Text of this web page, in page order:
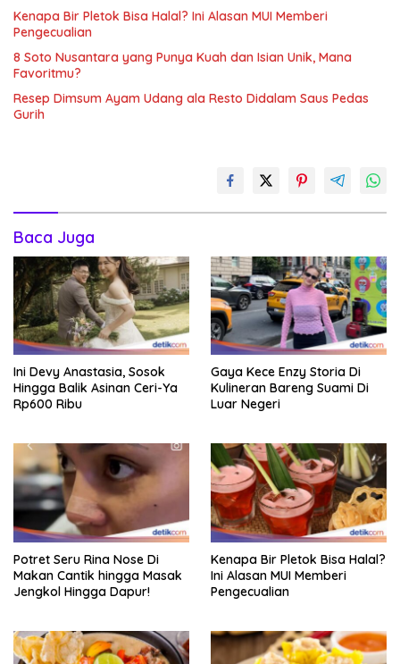
Kenapa Bir Pletok Bisa Halal? Ini Alasan MUI Memberi
Pengecualian
8 Soto Nusantara yang Punya Kuah dan Isian Unik, Mana
Favoritmu?
Resep Dimsum Ayam Udang ala Resto Didalam Saus Pedas
Gurih
Baca Juga
Ini Devy Anastasia, Sosok
Hingga Balik Asinan Ceri-Ya
Rp600 Ribu
Gaya Kece Enzy Storia Di
Kulineran Bareng Suami Di
Luar Negeri
Potret Seru Rina Nose Di
Makan Cantik hingga Masak
Jengkol Hingga Dapur!
Kenapa Bir Pletok Bisa Halal?
Ini Alasan MUI Memberi
Pengecualian